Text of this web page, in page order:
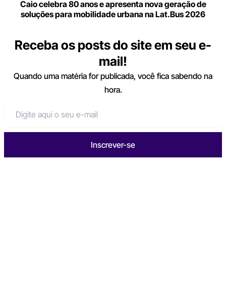
Caio celebra 80 anos e apresenta nova geração de
soluções para mobilidade urbana na Lat.Bus 2026
Receba os posts do site em seu e-
mail!
Quando uma matéria for publicada, você fica sabendo na
hora.
Inscrever-se